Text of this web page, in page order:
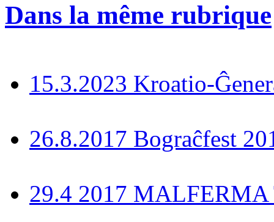
Dans la même rubrique
15.3.2023 Kroatio-
26.8.2017 Bograĉfest
29.4 2017